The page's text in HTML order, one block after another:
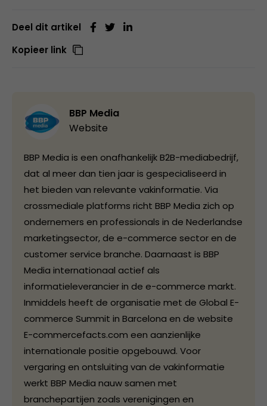
Deel dit artikel
Kopieer link
BBP Media
Website
BBP Media is een onafhankelijk B2B-mediabedrijf,
dat al meer dan tien jaar is gespecialiseerd in
het bieden van relevante vakinformatie. Via
crossmediale platforms richt BBP Media zich op
ondernemers en professionals in de Nederlandse
marketingsector, de e-commerce sector en de
customer service branche. Daarnaast is BBP
Media internationaal actief als
informatieleverancier in de e-commerce markt.
Inmiddels heeft de organisatie met de Global E-
commerce Summit in Barcelona en de website
E-commercefacts.com een aanzienlijke
internationale positie opgebouwd. Voor
vergaring en ontsluiting van de vakinformatie
werkt BBP Media nauw samen met
branchepartijen zoals verenigingen en